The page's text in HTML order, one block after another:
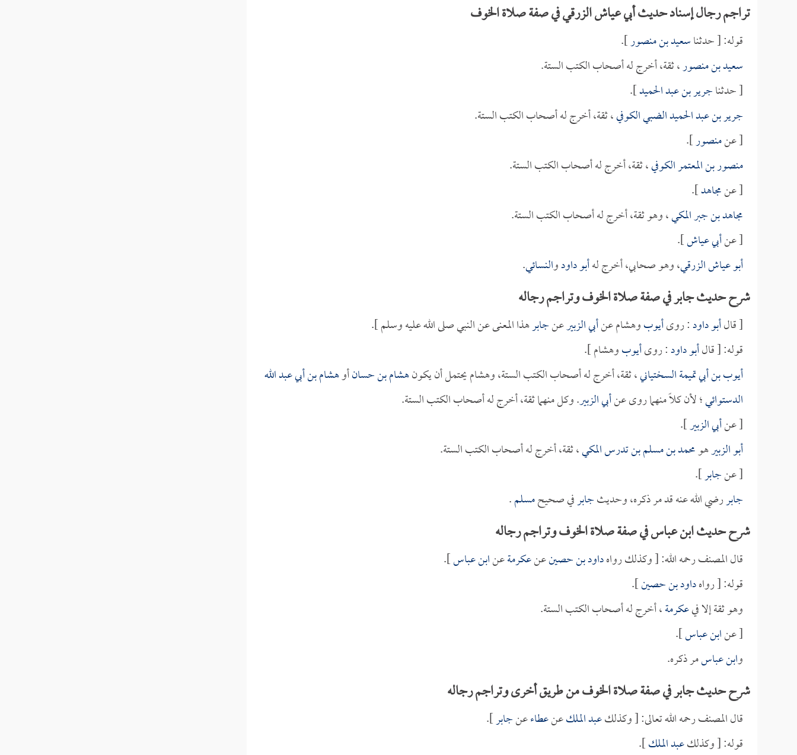
تراجم رجال إسناد حديث أبي عياش الزرقي في صفة صلاة الخوف
قوله: [ حدثناسعيد بن منصور].
سعيد بن منصور، ثقة، أخرج له أصحاب الكتب الستة.
[ حدثناجرير بن عبد الحميد].
جرير بن عبد الحميد الضبي الكوفي، ثقة، أخرج له أصحاب الكتب الستة.
[ عنمنصور].
منصور بن المعتمر الكوفي، ثقة، أخرج له أصحاب الكتب الستة.
[ عنمجاهد].
مجاهد بن جبر المكي، وهو ثقة، أخرج له أصحاب الكتب الستة.
[ عنأبي عياش].
أبو عياش الزرقي، وهو صحابي، أخرج لهأبو داودوالنسائي.
شرح حديث جابر في صفة صلاة الخوف وتراجم رجاله
[ قالأبو داود: روىأيوبوهشام عنأبي الزبيرعنجابرهذا المعنى عن النبي صلى الله عليه وسلم ].
قوله: [ قالأبو داود: روىأيوبوهشام ].
أيوب بن أبي تميمة السختياني، ثقة، أخرج له أصحاب الكتب الستة، وهشام يحتمل أن يكونهشام بن حسانأوهشام بن أبي عبد الله
الدستوائي؛ لأن كلاً منهما روى عنأبي الزبير. وكل منهما ثقة، أخرج له أصحاب الكتب الستة.
[ عنأبي الزبير].
أبو الزبيرهومحمد بن مسلم بن تدرس المكي، ثقة، أخرج له أصحاب الكتب الستة.
[ عنجابر].
جابررضي الله عنه قد مر ذكره، وحديثجابرفي صحيحمسلم.
شرح حديث ابن عباس في صفة صلاة الخوف وتراجم رجاله
قال المصنف رحمه الله: [ وكذلك رواهداود بن حصينعنعكرمةعنابن عباس].
قوله: [ رواهداود بن حصين].
وهو ثقة إلا فيعكرمة، أخرج له أصحاب الكتب الستة.
[ عنابن عباس].
وابن عباسمر ذكره.
شرح حديث جابر في صفة صلاة الخوف من طريق أخرى وتراجم رجاله
قال المصنف رحمه الله تعالى: [ وكذلكعبد الملكعنعطاءعنجابر].
قوله: [ وكذلكعبد الملك].